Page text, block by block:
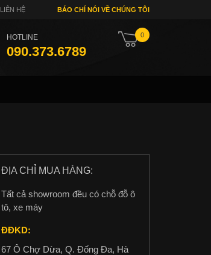
LIÊN HỆ BÁO CHÍ NÓI VỀ CHÚNG TÔI
HOTLINE
090.373.6789
0
ĐỊA CHỈ MUA HÀNG:
Tất cả showroom đều có chỗ đỗ ô
tô, xe máy
ĐĐKD:
67 Ô Chợ Dừa, Q. Đống Đa, Hà